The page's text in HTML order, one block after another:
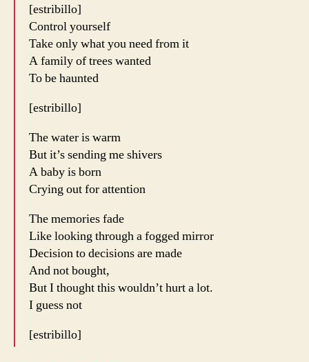
[estribillo]
Control yourself
Take only what you need from it
A family of trees wanted
To be haunted
[estribillo]
The water is warm
But it’s sending me shivers
A baby is born
Crying out for attention
The memories fade
Like looking through a fogged mirror
Decision to decisions are made
And not bought,
But I thought this wouldn’t hurt a lot.
I guess not
[estribillo]